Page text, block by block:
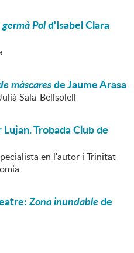
Pold'Isabel Clara
màscaresde Jaume Arasa
Sala-Bellsolell
Trobada Club de
en l'autor i Trinitat
Zona inundablede